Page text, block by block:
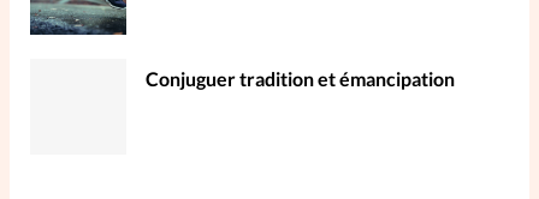
Conjuguer tradition et émancipation